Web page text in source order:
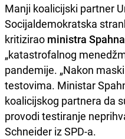
Manji koalicijski partner
Socijaldemokratska
kritizirao ministra Spahna
„katastrofalnog
pandemije. „Nakon
testovima. Ministar
koalicijskog partnera da
provodi testiranje
Schneider iz SPD-a.